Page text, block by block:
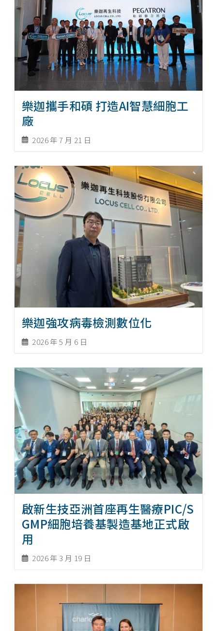
樂迦攜手和碩 打造AI智慧細胞工
廠
2026 年 7 月 21 日
樂迦強攻病毒檢測數位化
2026 年 5 月 6 日
啟新生技亞洲首座再生醫療PIC/S
GMP細胞培養基製造基地正式啟
用
2026 年 3 月 19 日